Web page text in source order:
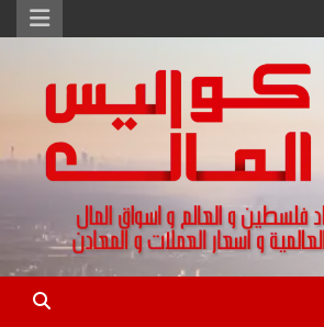
العالم و تقارير اسواق المال و العملات